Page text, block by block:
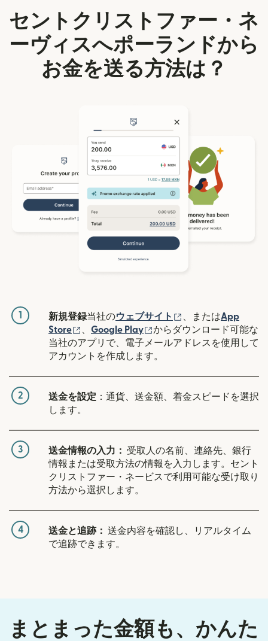
セントクリストファー・ネ
ーヴィスへポーランドから
お金を送る方法は？
1 新規登録当社のウェブサイト （別ウィンドウで
、またはApp
Store
（別ウィンドウで開きます）
Google Play （別ウィンドウで開きま
からダウンロード可能な
当社のアプリで、電子メールアドレスを使用して
アカウントを作成します。
2 送金を設定 ：通貨、送金額、着金スピードを選択
します。
3 送金情報の入力：
受取人の名前、連絡先、銀行
情報または受取方法の情報を入力します。セント
クリストファー・ネービスで利用可能な受け取り
方法から選択します。
4 送金と追跡： 送金内容を確認し、リアルタイム
で追跡できます。
まとまった金額も、かんた